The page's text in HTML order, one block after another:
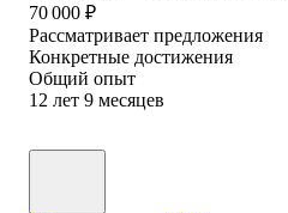
70 000 ₽
Рассматривает предложения
Конкретные достижения
Общий опыт
12 лет 9 месяцев